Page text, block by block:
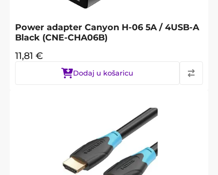
Power adapter Canyon H-06 5A / 4USB-A
Black (CNE-CHA06B)
11,81 €
Dodaj u košaricu